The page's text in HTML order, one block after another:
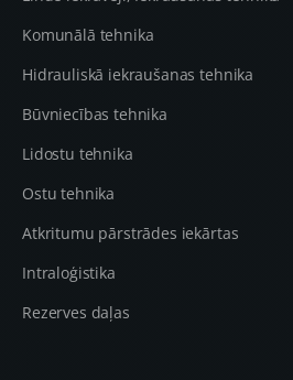
Komunālā tehnika
Hidrauliskā iekraušanas tehnika
Būvniecības tehnika
Lidostu tehnika
Ostu tehnika
Atkritumu pārstrādes iekārtas
Intraloģistika
Rezerves daļas